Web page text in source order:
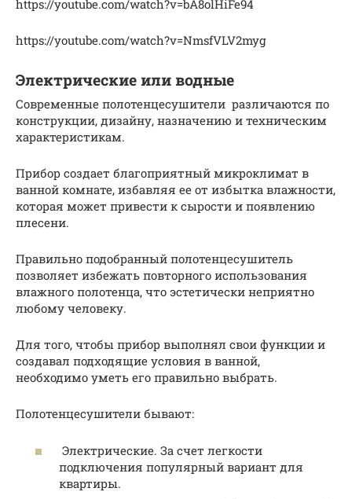
https://youtube.com/watch?v=bA8olHiFe94
https://youtube.com/watch?v=NmsfVLV2myg
Электрические или водные
Современные полотенцесушители различаются по
конструкции, дизайну, назначению и техническим
характеристикам.
Прибор создает благоприятный микроклимат в
ванной комнате, избавляя ее от избытка влажности,
которая может привести к сырости и появлению
плесени.
Правильно подобранный полотенцесушитель
позволяет избежать повторного использования
влажного полотенца, что эстетически неприятно
любому человеку.
Для того, чтобы прибор выполнял свои функции и
создавал подходящие условия в ванной,
необходимо уметь его правильно выбрать.
Полотенцесушители бывают:
Электрические. За счет легкости
подключения популярный вариант для
квартиры.